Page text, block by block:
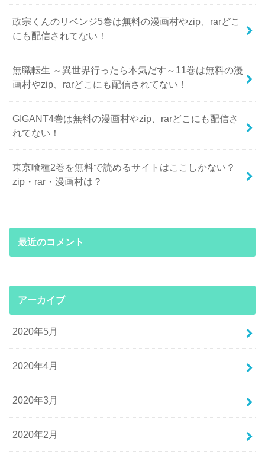
政宗くんのリベンジ5巻は無料の漫画村やzip、rarどこ
にも配信されてない！
無職転生 ～異世界行ったら本気だす～11巻は無料の漫
画村やzip、rarどこにも配信されてない！
GIGANT4巻は無料の漫画村やzip、rarどこにも配信さ
れてない！
東京喰種2巻を無料で読めるサイトはここしかない？
zip・rar・漫画村は？
最近のコメント
アーカイブ
2020年5月
2020年4月
2020年3月
2020年2月